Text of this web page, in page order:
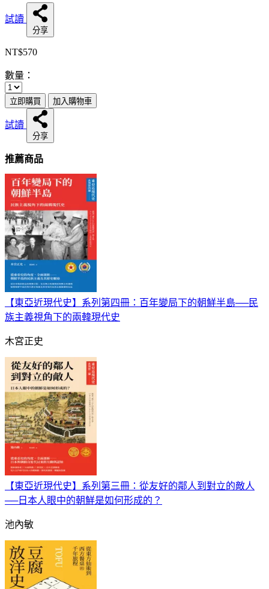
試讀
分享
NT$570
數量：
立即購買 加入購物車
試讀
分享
推薦商品
【東亞近現代史】系列第四冊：百年變局下的朝鮮半島──民
族主義視角下的兩韓現代史
木宮正史
【東亞近現代史】系列第三冊：從友好的鄰人到對立的敵人
──日本人眼中的朝鮮是如何形成的？
池內敏